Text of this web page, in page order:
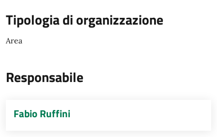
Tipologia di organizzazione
Area
Responsabile
Fabio Ruffini